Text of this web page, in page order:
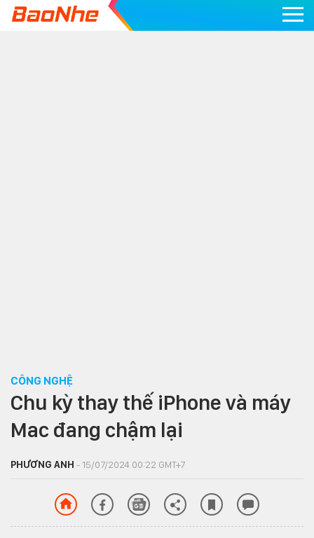
CÔNG NGHỆ
Chu kỳ thay thế iPhone và máy
Mac đang chậm lại
PHƯƠNG ANH - 15/07/2024 00:22 GMT+7